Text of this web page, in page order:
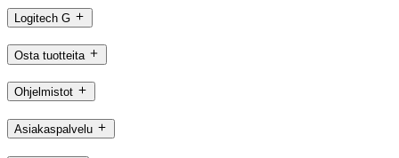
Logitech G
Osta tuotteita
Ohjelmistot
Asiakaspalvelu